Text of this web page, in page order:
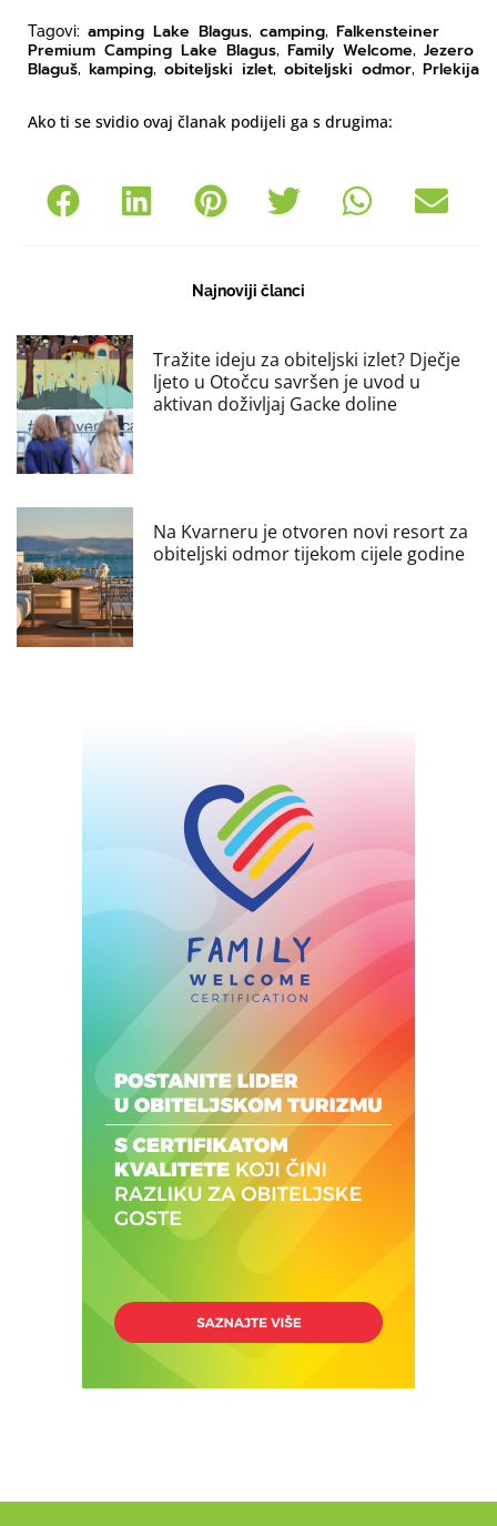
Tagovi: amping Lake Blagus, camping, Falkensteiner
Premium Camping Lake Blagus, Family Welcome, Jezero
Blaguš, kamping, obiteljski izlet, obiteljski odmor, Prlekija
Ako ti se svidio ovaj članak podijeli ga s drugima:
Najnoviji članci
Tražite ideju za obiteljski izlet? Dječje
ljeto u Otočcu savršen je uvod u
aktivan doživljaj Gacke doline
Na Kvarneru je otvoren novi resort za
obiteljski odmor tijekom cijele godine